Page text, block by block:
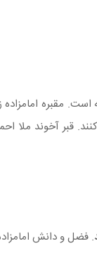
است. مقبره امامزاده
قبر آخوند
. فضل و دانش